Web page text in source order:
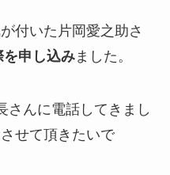
付いた片岡愛之助さ
を申し込みました。
さんに電話してきまし
せて頂きたいで